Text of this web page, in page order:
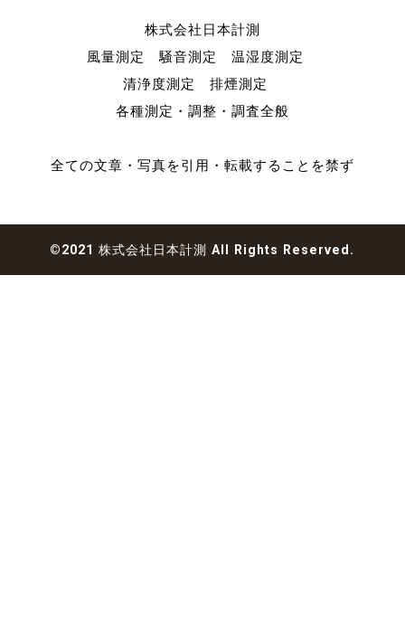
株式会社日本計測
風量測定 騒音測定 温湿度測定
清浄度測定 排煙測定
各種測定・調整・調査全般
全ての文章・写真を引用・転載することを禁ず
©2021 株式会社日本計測 All Rights Reserved.